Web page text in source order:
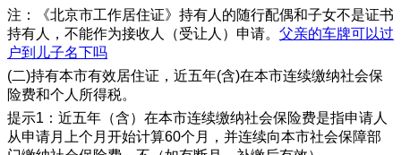
注：《北京市工作居住证》持有人的随行配偶和子女不是证书
持有人，不能作为接收人（受让人）申请。 父亲的车牌可以过
户到儿子名下吗
(二)持有本市有效居住证，近五年(含)在本市连续缴纳社会保
险费和个人所得税。
提示1：近五年（含）在本市连续缴纳社会保险费是指申请人
从申请月上个月开始计算60个月，并连续向本市社会保障部